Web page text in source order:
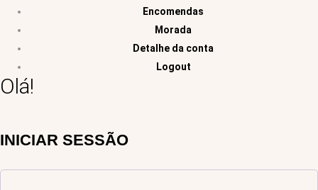
Encomendas
Morada
Detalhe da conta
Logout
Olá!
INICIAR SESSÃO